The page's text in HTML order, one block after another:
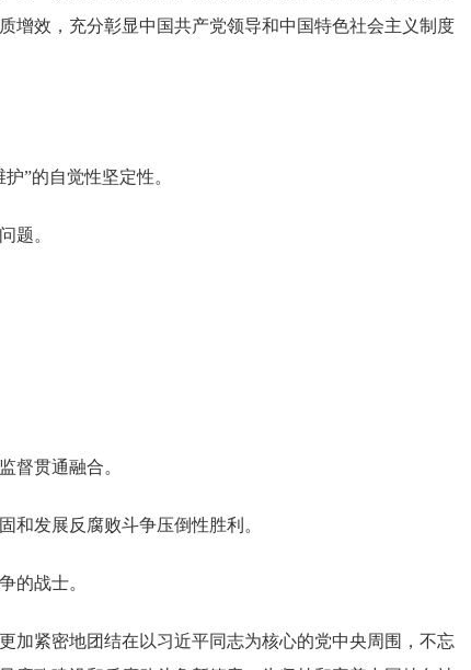
增效，充分彰显中国共产党领导和中国特色社会主义制度
的自觉性坚定性。
题。
贯通融合。
发展反腐败斗争压倒性胜利。
战士。
紧密地团结在以习近平同志为核心的党中央周围，不忘